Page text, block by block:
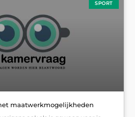
SPORT
maatwerkmogelijkheden